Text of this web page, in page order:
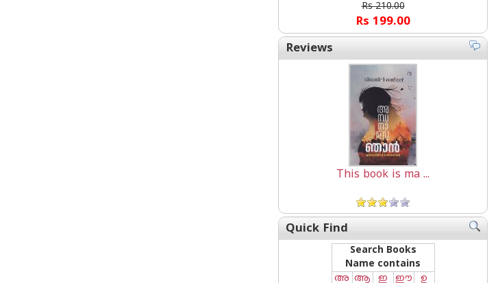
Rs 210.00
Rs 199.00
Reviews
This book is ma ...
Quick Find
Search Books
Name contains
അ ആ ഇ ഈ
ഉ